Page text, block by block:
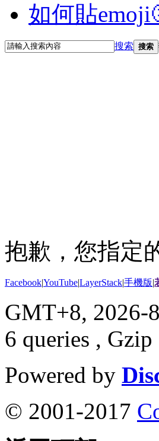
如何貼
搜索 搜索
抱歉，您指定
Facebook|YouTube|LayerStack|手機版|
GMT+8, 2026-
6 queries ,
Powered by
© 2001-2017